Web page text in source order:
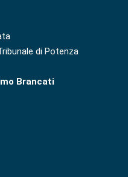
di Potenza
Brancati